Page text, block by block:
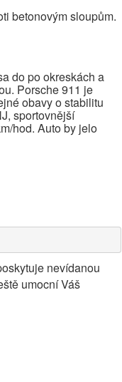
betonovým sloupům.
do po okreskách a
Porsche 911 je
obavy o stabilitu
sportovnější
hod. Auto by jelo
nevídanou
umocní Váš